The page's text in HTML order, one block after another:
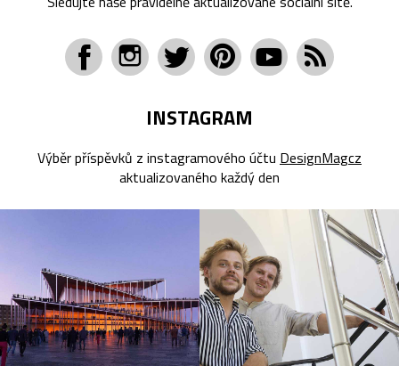
INSTAGRAM
Výběr příspěvků z instagramového účtu DesignMagcz
aktualizovaného každý den